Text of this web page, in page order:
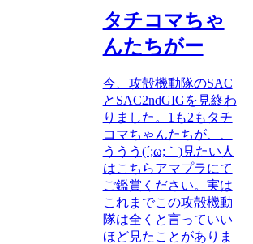
タチコマちゃ
んたちがー
今、攻殻機動隊のSAC
とSAC2ndGIGを見終わ
りました。1も2もタチ
コマちゃんたちが、、
ううう(´;ω;｀)見たい人
はこちらアマプラにて
ご鑑賞ください。実は
これまでこの攻殻機動
隊は全くと言っていい
ほど見たことがありま